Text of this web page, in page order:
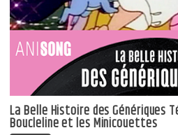
La Belle Histoire des Génériques
Boucleline et les Minicouettes